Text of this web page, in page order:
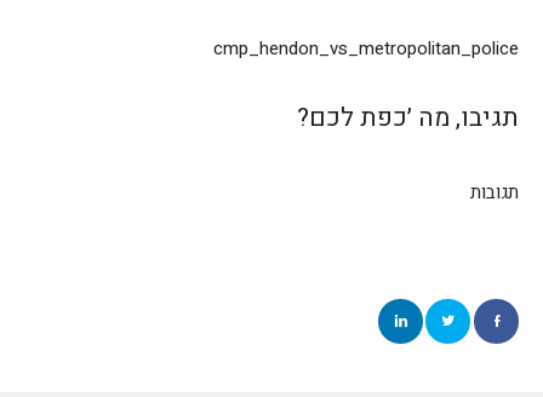
cmp_hendon_vs_metropolitan_police
תגיבו, מה ׳כפת לכם?
תגובות